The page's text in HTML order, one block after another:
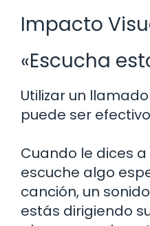
Impacto
«Escucha
Utilizar un
puede ser
Cuando le dices
escuche algo
canción, un
estás dirigiendo